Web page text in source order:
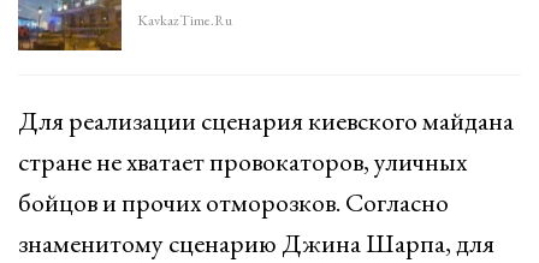
KavkazTime.ru
Для реализации сценария киевского майдана
стране не хватает провокаторов, уличных
бойцов и прочих отморозков. Согласно
знаменитому сценарию Джина Шарпа, для